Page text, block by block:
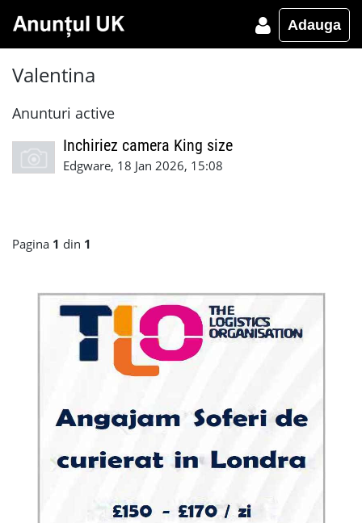
Adauga
Valentina
Anunturi active
Inchiriez camera King size
Edgware, 18 Jan 2026, 15:08
Pagina 1 din 1